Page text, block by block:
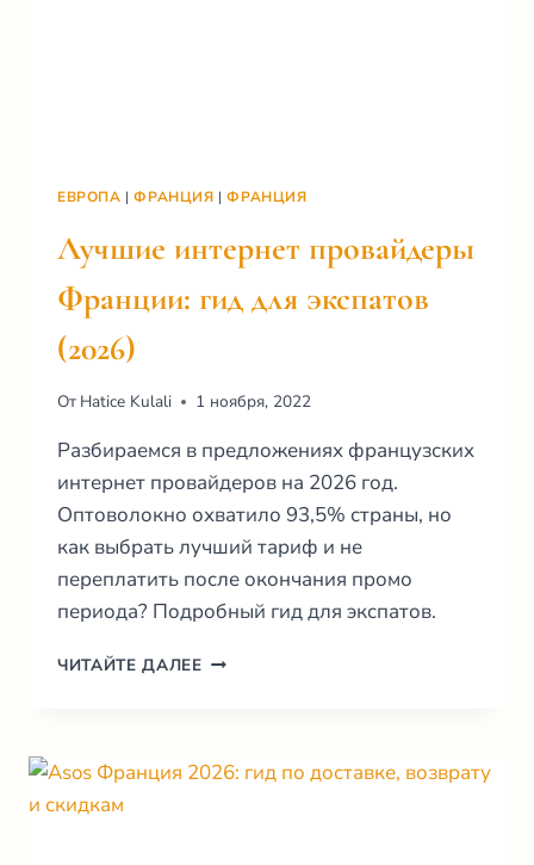
ЕВРОПА |ФРАНЦИЯ |ФРАНЦИЯ
Лучшие интернет провайдеры
Франции: гид для экспатов
(2026)
От Hatice Kulali 1 ноября, 2022
Разбираемся в предложениях французских
интернет провайдеров на 2026 год.
Оптоволокно охватило 93,5% страны, но
как выбрать лучший тариф и не
переплатить после окончания промо
периода? Подробный гид для экспатов.
ЧИТАЙТЕ ДАЛЕЕЛУЧШИЕ
ГИД
ДЛЯ